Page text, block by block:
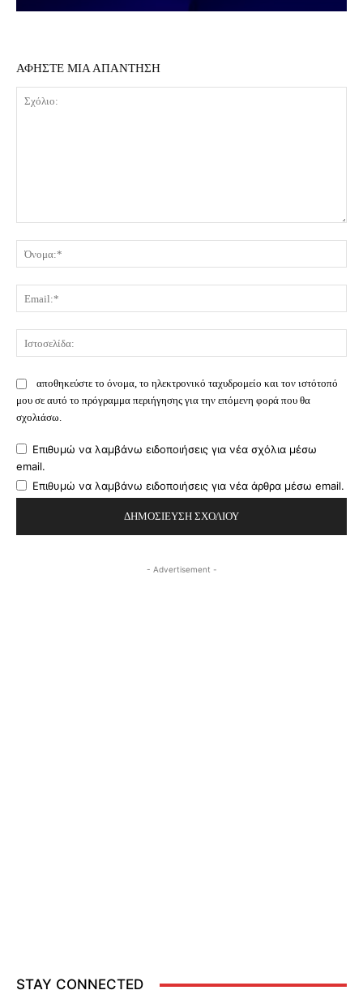
ΑΦΗΣΤΕ ΜΙΑ ΑΠΑΝΤΗΣΗ
αποθηκεύστε το όνομα, το ηλεκτρονικό ταχυδρομείο και τον ιστότοπό
μου σε αυτό το πρόγραμμα περιήγησης για την επόμενη φορά που θα
σχολιάσω.
Επιθυμώ να λαμβάνω ειδοποιήσεις για νέα σχόλια μέσω
email.
Επιθυμώ να λαμβάνω ειδοποιήσεις για νέα άρθρα μέσω email.
- Advertisement -
STAY CONNECTED